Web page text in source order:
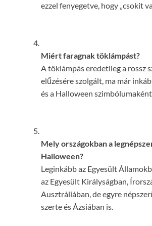
ezzel fenyegetve, hogy „csokit
Miért faragnak töklámpást?
A töklámpás eredetileg a rossz
elűzésére szolgált, ma már
és a Halloween
Mely országokban a
Halloween?
Leginkább az Egyesült
az Egyesült Királyságban,
Ausztráliában, de egyre
szerte és Ázsiában is.